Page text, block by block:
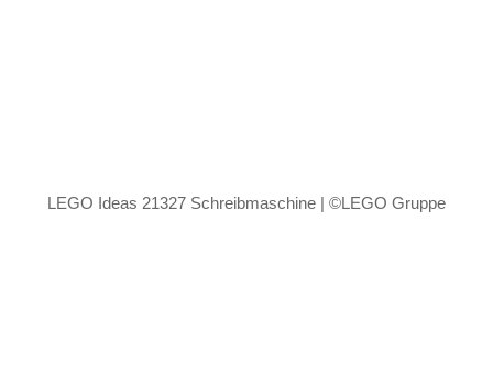
LEGO Ideas 21327 Schreibmaschine | ©LEGO Gruppe